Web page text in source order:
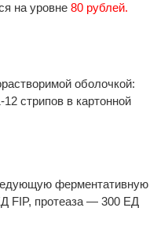
на уровне 80 рублей.
оболочкой:
стрипов в картонной
ферментативную
FIP, протеаза — 300 ЕД